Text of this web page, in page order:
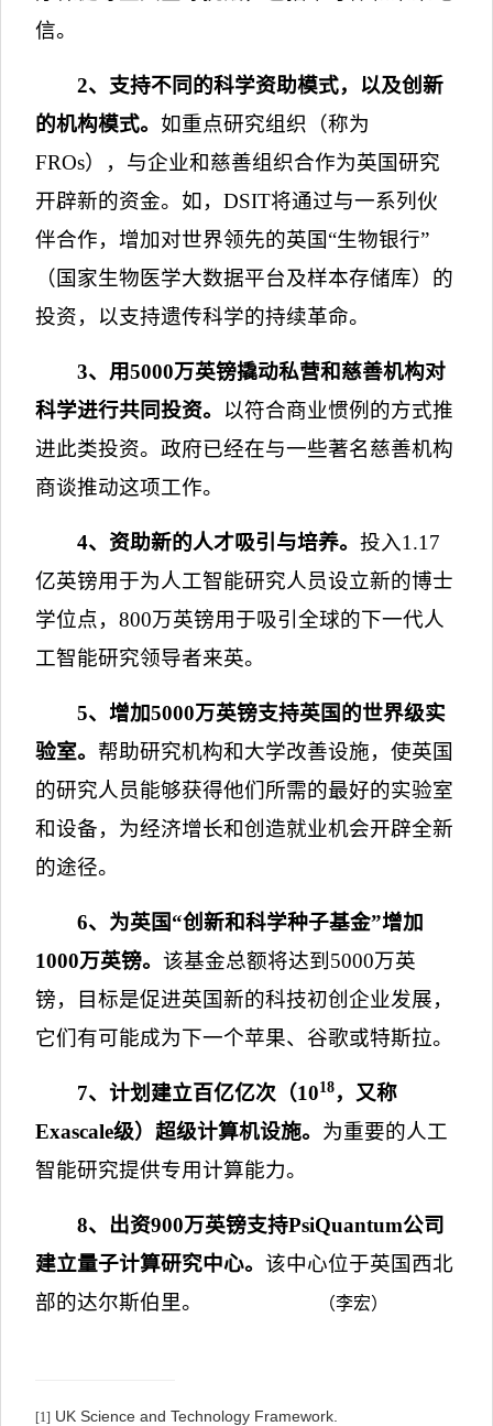
信。
2、支持不同的科学资助模式，以及创新
的机构模式。如重点研究组织（称为
FROs），与企业和慈善组织合作为英国研究
开辟新的资金。如，DSIT将通过与一系列伙
伴合作，增加对世界领先的英国“生物银行”
（国家生物医学大数据平台及样本存储库）的
投资，以支持遗传科学的持续革命。
3、用5000万英镑撬动私营和慈善机构对
科学进行共同投资。 以符合商业惯例的方式推
进此类投资。政府已经在与一些著名慈善机构
商谈推动这项工作。
4、资助新的人才吸引与培养。 投入1.17
亿英镑用于为人工智能研究人员设立新的博士
学位点，800万英镑用于吸引全球的下一代人
工智能研究领导者来英。
5、增加5000万英镑支持英国的世界级实
验室。 帮助研究机构和大学改善设施，使英国
的研究人员能够获得他们所需的最好的实验室
和设备，为经济增长和创造就业机会开辟全新
的途径。
6、为英国“创新和科学种子基金”增加
1000万英镑。该基金总额将达到 5000万英
镑，目标是促进英国新的科技初创企业发展，
它们有可能成为下一个苹果、谷歌或特斯拉。
7、计划建立百亿亿次（1018，又称
Exascale级） 超级计算机设施。 为重要的人工
智能研究提供专用计算能力。
8、出资900万英镑支持PsiQuantum公司
建立量子计算研究中心。该中心位于英国西北
部的达尔斯伯里。
（李宏）
[1] UK Science and Technology Framework.